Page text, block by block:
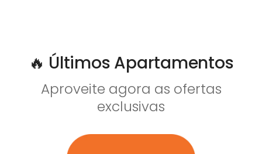
🔥 Últimos Apartamentos
Aproveite agora as ofertas
exclusivas